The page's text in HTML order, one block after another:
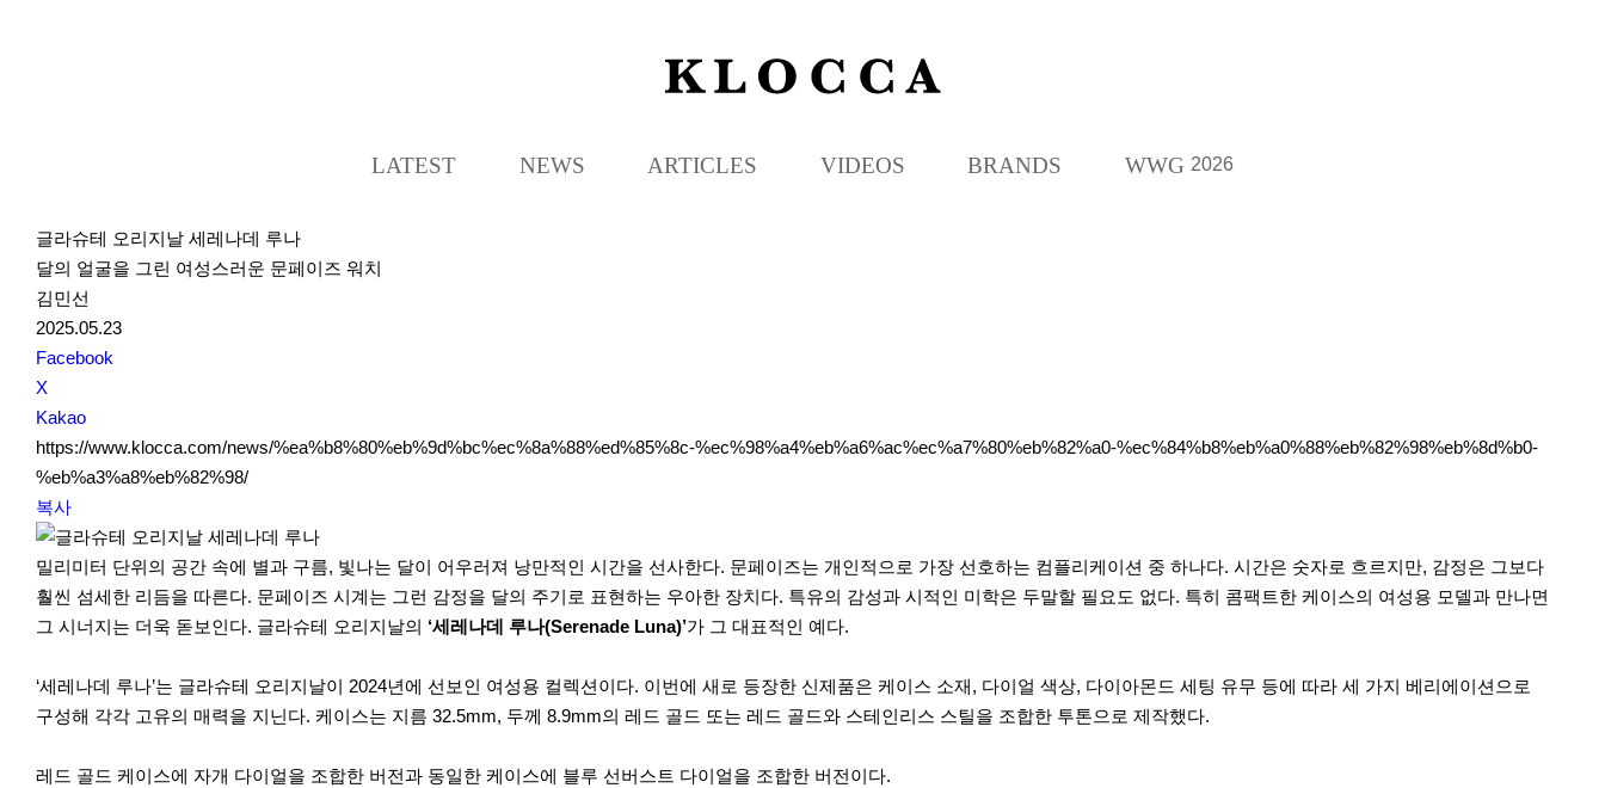
K
L
C
LATEST NEWS ARTICLES VIDEOS BRANDS WWG 2026
글라슈테 오리지날 세레나데 루나
달의 얼굴을 그린 여성스러운 문페이즈 워치
김민선
2025.05.23
S
N
S
S
h
a
r
e
Facebook
X
Kakao
https://www.klocca.com/news/%ea%b8%80%eb%9d%bc%ec%8a%88%ed%85%8c-%ec%98%a4%eb%a6%ac%ec%a7%80%eb%82%a0-%ec%84%b8%eb%a0%88%eb%82%98%eb%8d%b0-
%eb%a3%a8%eb%82%98/
복사
밀리미터 단위의 공간 속에 별과 구름, 빛나는 달이 어우러져 낭만적인 시간을 선사한다. 문페이즈는 개인적으로 가장 선호하는 컴플리케이션 중 하나다. 시간은 숫자로 흐르지만, 감정은 그보다
훨씬 섬세한 리듬을 따른다. 문페이즈 시계는 그런 감정을 달의 주기로 표현하는 우아한 장치다. 특유의 감성과 시적인 미학은 두말할 필요도 없다. 특히 콤팩트한 케이스의 여성용 모델과 만나면
그 시너지는 더욱 돋보인다. 글라슈테 오리지날의 ‘세레나데 루나(Serenade Luna)’가 그 대표적인 예다.
‘세레나데 루나’는 글라슈테 오리지날이 2024년에 선보인 여성용 컬렉션이다. 이번에 새로 등장한 신제품은 케이스 소재, 다이얼 색상, 다이아몬드 세팅 유무 등에 따라 세 가지 베리에이션으로
구성해 각각 고유의 매력을 지닌다. 케이스는 지름 32.5mm, 두께 8.9mm의 레드 골드 또는 레드 골드와 스테인리스 스틸을 조합한 투톤으로 제작했다.
레드 골드 케이스에 자개 다이얼을 조합한 버전과 동일한 케이스에 블루 선버스트 다이얼을 조합한 버전이다.